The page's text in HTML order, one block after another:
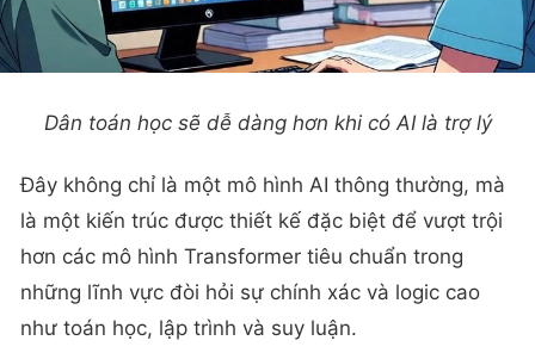
Dân toán học sẽ dễ dàng hơn khi có AI là trợ lý
Đây không chỉ là một mô hình AI thông thường, mà
là một kiến trúc được thiết kế đặc biệt để vượt trội
hơn các mô hình Transformer tiêu chuẩn trong
những lĩnh vực đòi hỏi sự chính xác và logic cao
như toán học, lập trình và suy luận.